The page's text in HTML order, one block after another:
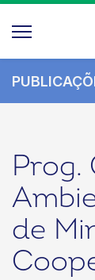
Prog.
de